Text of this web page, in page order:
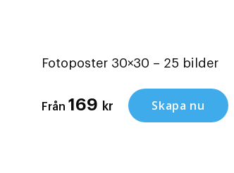
Fotoposter 30×30 – 25 bilder
Från 169 kr Skapa nu